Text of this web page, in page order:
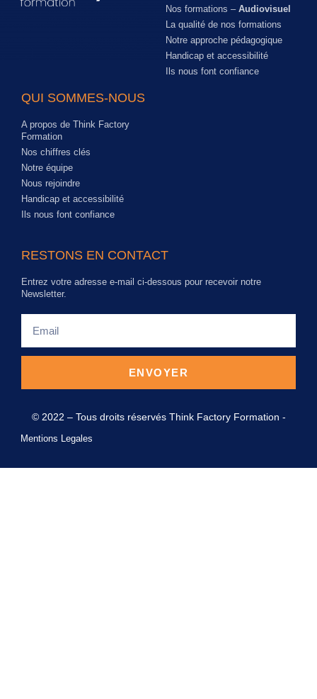
Nos formations – Audiovisuel
La qualité de nos formations
Notre approche pédagogique
Handicap et accessibilité
Ils nous font confiance
QUI SOMMES-NOUS
A propos de Think Factory
Formation
Nos chiffres clés
Notre équipe
Nous rejoindre
Handicap et accessibilité
Ils nous font confiance
RESTONS EN CONTACT
Entrez votre adresse e-mail ci-dessous pour recevoir notre
Newsletter.
ENVOYER
© 2022 – Tous droits réservés Think Factory Formation -
Mentions Legales